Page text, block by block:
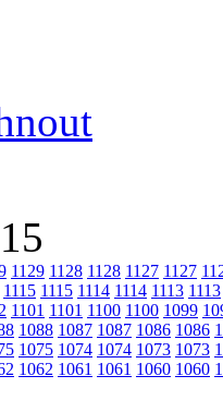
1129 1128 1128 1127 1127
1115 1115 1114 1114 1113 1113
1101 1101 1100 1100 1099
1088 1087 1087 1086 1086
1075 1074 1074 1073 1073
1062 1061 1061 1060 1060